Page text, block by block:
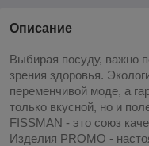
Описание
Выбирая посуду, важно
зрения здоровья.
переменчивой моде, а
только вкусной, но и
FISSMAN - это союз
Изделия PROMO -